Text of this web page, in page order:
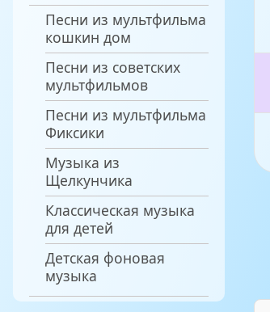
Песни из мультфильма
кошкин дом
Песни из советских
мультфильмов
Песни из мультфильма
Фиксики
Музыка из
Щелкунчика
Классическая музыка
для детей
Детская фоновая
музыка